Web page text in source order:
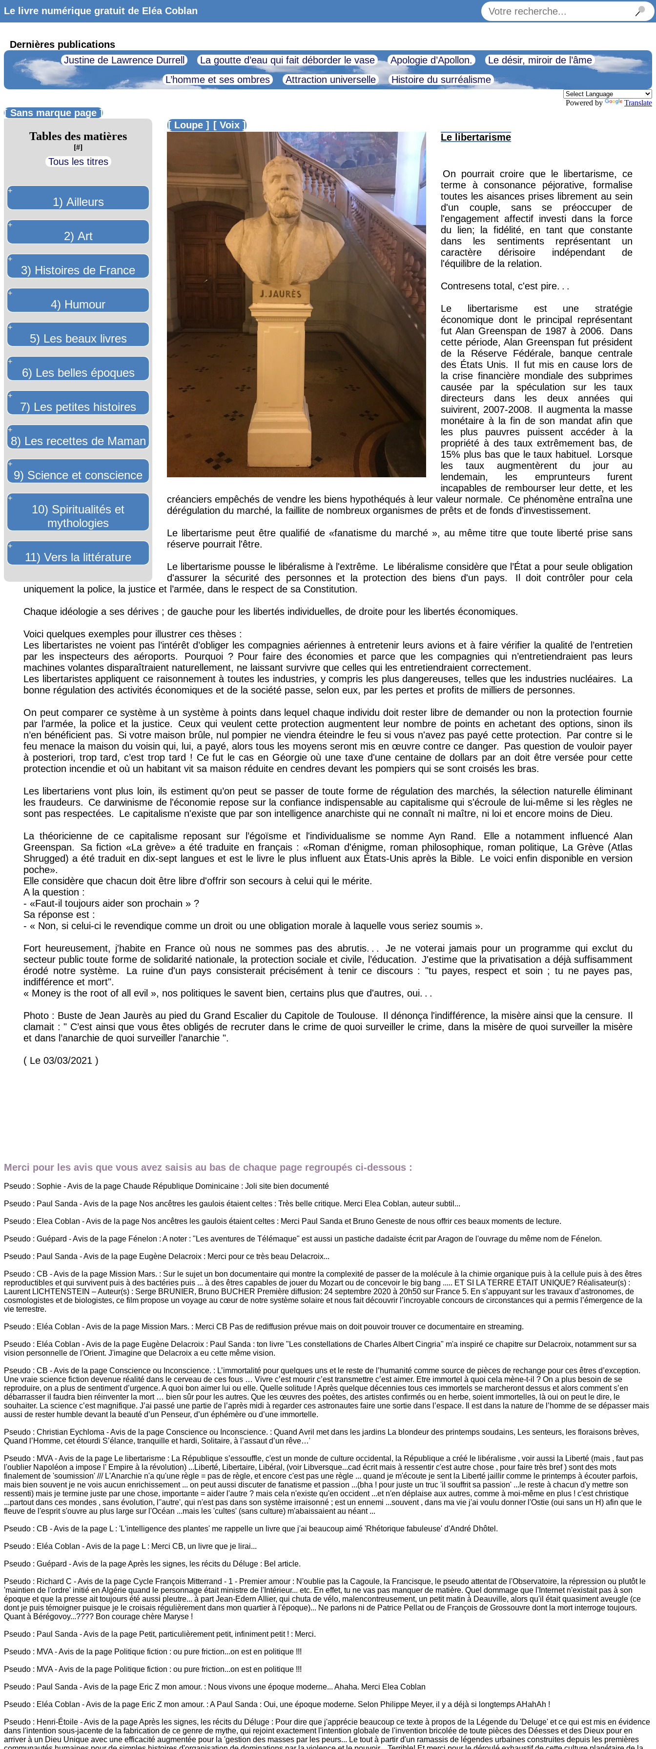
Le livre numérique gratuit de Eléa Coblan
Dernières publications
Justine de Lawrence Durrell
La goutte d’eau qui fait déborder le vase Apologie d’Apollon.
Le désir, miroir de l’âme
L’homme et ses ombres
Attraction universelle Histoire du surréalisme
Powered by Translate
[ Sans marque page ]
Tables des matières
[#]
Tous les titres
+
1) Ailleurs
+
2) Art
+
3) Histoires de France
+
4) Humour
+
5) Les beaux livres
+
6) Les belles époques
+
7) Les petites histoires
+
8) Les recettes de Maman
+
9) Science et conscience
+
10) Spiritualités et
mythologies
+
11) Vers la littérature
[ Loupe ]
[ Voix ]
Le libertarisme
On pourrait croire que le libertarisme, ce
terme à consonance péjorative, formalise
toutes les aisances prises librement au sein
d'un couple, sans se préoccuper de
l'engagement affectif investi dans la force
du lien; la fidélité, en tant que constante
dans les sentiments représentant un
caractère dérisoire indépendant de
l'équilibre de la relation.
Contresens total, c'est pire. . .
Le libertarisme est une stratégie
économique dont le principal représentant
fut Alan Greenspan de 1987 à 2006.
Dans
cette période, Alan Greenspan fut président
de la Réserve Fédérale, banque centrale
des États Unis.
Il fut mis en cause lors de
la crise financière mondiale des subprimes
causée par la spéculation sur les taux
directeurs dans les deux années qui
suivirent, 2007-2008.
Il augmenta la masse
monétaire à la fin de son mandat afin que
les plus pauvres puissent accéder à la
propriété à des taux extrêmement bas, de
15% plus bas que le taux habituel.
Lorsque
les taux augmentèrent du jour au
lendemain, les emprunteurs furent
incapables de rembourser leur dette, et les
créanciers empêchés de vendre les biens hypothéqués à leur valeur normale. Ce phénomène entraîna une
dérégulation du marché, la faillite de nombreux organismes de prêts et de fonds d'investissement.
Le libertarisme peut être qualifié de «fanatisme du marché », au même titre que toute liberté prise sans
réserve pourrait l'être.
Le libertarisme pousse le libéralisme à l'extrême. Le libéralisme considère que l’État a pour seule obligation
d'assurer la sécurité des personnes et la protection des biens d'un pays.
Il doit contrôler pour cela
uniquement la police, la justice et l’armée, dans le respect de sa Constitution.
Chaque idéologie a ses dérives ; de gauche pour les libertés individuelles, de droite pour les libertés économiques.
Voici quelques exemples pour illustrer ces thèses :
Les libertaristes ne voient pas l’intérêt d’obliger les compagnies aériennes à entretenir leurs avions et à faire vérifier la qualité de l’entretien
par les inspecteurs des aéroports.
Pourquoi ? Pour faire des économies et parce que les compagnies qui n’entretiendraient pas leurs
machines volantes disparaîtraient naturellement, ne laissant survivre que celles qui les entretiendraient correctement.
Les libertaristes appliquent ce raisonnement à toutes les industries, y compris les plus dangereuses, telles que les industries nucléaires.
La
bonne régulation des activités économiques et de la société passe, selon eux, par les pertes et profits de milliers de personnes.
On peut comparer ce système à un système à points dans lequel chaque individu doit rester libre de demander ou non la protection fournie
par l’armée, la police et la justice.
Ceux qui veulent cette protection augmentent leur nombre de points en achetant des options, sinon ils
n’en bénéficient pas. Si votre maison brûle, nul pompier ne viendra éteindre le feu si vous n'avez pas payé cette protection. Par contre si le
feu menace la maison du voisin qui, lui, a payé, alors tous les moyens seront mis en œuvre contre ce danger. Pas question de vouloir payer
à posteriori, trop tard, c’est trop tard ! Ce fut le cas en Géorgie où une taxe d'une centaine de dollars par an doit être versée pour cette
protection incendie et où un habitant vit sa maison réduite en cendres devant les pompiers qui se sont croisés les bras.
Les libertariens vont plus loin, ils estiment qu’on peut se passer de toute forme de régulation des marchés, la sélection naturelle éliminant
les fraudeurs. Ce darwinisme de l'économie repose sur la confiance indispensable au capitalisme qui s'écroule de lui-même si les règles ne
sont pas respectées. Le capitalisme n'existe que par son intelligence anarchiste qui ne connaît ni maître, ni loi et encore moins de Dieu.
La théoricienne de ce capitalisme reposant sur l’égoïsme et l'individualisme se nomme Ayn Rand.
Elle a notamment influencé Alan
Greenspan.
Sa fiction «La grève» a été traduite en français : «Roman d'énigme, roman philosophique, roman politique, La Grève (Atlas
Shrugged) a été traduit en dix-sept langues et est le livre le plus influent aux États-Unis après la Bible.
Le voici enfin disponible en version
poche».
Elle considère que chacun doit être libre d'offrir son secours à celui qui le mérite.
A la question :
- «Faut-il toujours aider son prochain » ?
Sa réponse est :
- « Non, si celui-ci le revendique comme un droit ou une obligation morale à laquelle vous seriez soumis ».
Fort heureusement, j'habite en France où nous ne sommes pas des abrutis. . .
Je ne voterai jamais pour un programme qui exclut du
secteur public toute forme de solidarité nationale, la protection sociale et civile, l’éducation. J'estime que la privatisation a déjà suffisamment
érodé notre système.
La ruine d'un pays consisterait précisément à tenir ce discours : "tu payes, respect et soin ; tu ne payes pas,
indifférence et mort".
« Money is the root of all evil », nos politiques le savent bien, certains plus que d'autres, oui. . .
Photo : Buste de Jean Jaurès au pied du Grand Escalier du Capitole de Toulouse. Il dénonça l'indifférence, la misère ainsi que la censure. Il
clamait : " C’est ainsi que vous êtes obligés de recruter dans le crime de quoi surveiller le crime, dans la misère de quoi surveiller la misère
et dans l’anarchie de quoi surveiller l’anarchie ".
( Le 03/03/2021 )
Merci pour les avis que vous avez saisis au bas de chaque page regroupés ci-dessous :
Pseudo : Sophie - Avis de la page Chaude République Dominicaine : Joli site bien documenté
Pseudo : Paul Sanda - Avis de la page Nos ancêtres les gaulois étaient celtes : Très belle critique. Merci Elea Coblan, auteur subtil...
Pseudo : Elea Coblan - Avis de la page Nos ancêtres les gaulois étaient celtes : Merci Paul Sanda et Bruno Geneste de nous offrir ces beaux moments de lecture.
Pseudo : Guépard - Avis de la page Fénelon : A noter : "Les aventures de Télémaque" est aussi un pastiche dadaïste écrit par Aragon de l'ouvrage du même nom de Fénelon.
Pseudo : Paul Sanda - Avis de la page Eugène Delacroix : Merci pour ce très beau Delacroix...
Pseudo : CB - Avis de la page Mission Mars. : Sur le sujet un bon documentaire qui montre la complexité de passer de la molécule à la chimie organique puis à la cellule puis à des êtres
reproductibles et qui survivent puis à des bactéries puis ... à des êtres capables de jouer du Mozart ou de concevoir le big bang ..... ET SI LA TERRE ETAIT UNIQUE? Réalisateur(s) :
Laurent LICHTENSTEIN – Auteur(s) : Serge BRUNIER, Bruno BUCHER Première diffusion: 24 septembre 2020 à 20h50 sur France 5. En s’appuyant sur les travaux d’astronomes, de
cosmologistes et de biologistes, ce film propose un voyage au cœur de notre système solaire et nous fait découvrir l’incroyable concours de circonstances qui a permis l’émergence de la
vie terrestre.
Pseudo : Eléa Coblan - Avis de la page Mission Mars. : Merci CB Pas de rediffusion prévue mais on doit pouvoir trouver ce documentaire en streaming.
Pseudo : Eléa Coblan - Avis de la page Eugène Delacroix : Paul Sanda : ton livre "Les constellations de Charles Albert Cingria" m'a inspiré ce chapitre sur Delacroix, notamment sur sa
vision personnelle de l'Orient. J'imagine que Delacroix a eu cette même vision.
Pseudo : CB - Avis de la page Conscience ou Inconscience. : L’immortalité pour quelques uns et le reste de l’humanité comme source de pièces de rechange pour ces êtres d’exception.
Une vraie science fiction devenue réalité dans le cerveau de ces fous … Vivre c’est mourir c’est transmettre c’est aimer. Etre immortel à quoi cela mène-t-il ? On a plus besoin de se
reproduire, on a plus de sentiment d’urgence. A quoi bon aimer lui ou elle. Quelle solitude ! Après quelque décennies tous ces immortels se marcheront dessus et alors comment s’en
débarrasser il faudra bien réinventer la mort … bien sûr pour les autres. Que les œuvres des poètes, des artistes confirmés ou en herbe, soient immortelles, là oui on peut le dire, le
souhaiter. La science c’est magnifique. J’ai passé une partie de l’après midi à regarder ces astronautes faire une sortie dans l’espace. Il est dans la nature de l’homme de se dépasser mais
aussi de rester humble devant la beauté d’un Penseur, d’un éphémère ou d’une immortelle.
Pseudo : Christian Eychloma - Avis de la page Conscience ou Inconscience. : Quand Avril met dans les jardins La blondeur des printemps soudains, Les senteurs, les floraisons brèves,
Quand l’Homme, cet étourdi S’élance, tranquille et hardi, Solitaire, à l’assaut d’un rêve…'
Pseudo : MVA - Avis de la page Le libertarisme : La République s’essouffle, c'est un monde de culture occidental, la République a créé le libéralisme , voir aussi la Liberté (mais , faut pas
l'oublier Napoléon a impose l' Empire à la révolution) ...Liberté, Libertaire, Libéral, (voir Libversque...cad écrit mais à ressentir c'est autre chose , pour faire très bref ) sont des mots
finalement de 'soumission' /// L'Anarchie n'a qu'une règle = pas de règle, et encore c'est pas une règle ... quand je m'écoute je sent la Liberté jaillir comme le printemps à écouter parfois,
mais bien souvent je ne vois aucun enrichissement ... on peut aussi discuter de fanatisme et passion ...(bha ! pour juste un truc 'il souffrit sa passion' ...le reste à chacun d'y mettre son
ressenti) mais je termine juste par une chose, importante = aider l'autre ? mais cela n'existe qu'en occident ...et n'en déplaise aux autres, comme à moi-même en plus ! c'est christique
...partout dans ces mondes , sans évolution, l''autre', qui n'est pas dans son système irraisonné ; est un ennemi ...souvent , dans ma vie j'ai voulu donner l'Ostie (oui sans un H) afin que le
fleuve de l'esprit s'ouvre au plus large sur l'Océan ...mais les 'cultes' (sans culture) m'abaissaient au néant ...
Pseudo : CB - Avis de la page L : 'L'intelligence des plantes' me rappelle un livre que j'ai beaucoup aimé 'Rhétorique fabuleuse' d'André Dhôtel.
Pseudo : Eléa Coblan - Avis de la page L : Merci CB, un livre que je lirai...
Pseudo : Guépard - Avis de la page Après les signes, les récits du Déluge : Bel article.
Pseudo : Richard C - Avis de la page Cycle François Mitterrand - 1 - Premier amour : N'oublie pas la Cagoule, la Francisque, le pseudo attentat de l'Observatoire, la répression ou plutôt le
'maintien de l'ordre' initié en Algérie quand le personnage était ministre de l'Intérieur... etc. En effet, tu ne vas pas manquer de matière. Quel dommage que l'Internet n'existait pas à son
époque et que la presse ait toujours été aussi pleutre... à part Jean-Edern Allier, qui chuta de vélo, malencontreusement, un petit matin à Deauville, alors qu'il était quasiment aveugle (ce
dont je puis témoigner puisque je le croisais régulièrement dans mon quartier à l'époque)... Ne parlons ni de Patrice Pellat ou de François de Grossouvre dont la mort interroge toujours.
Quant à Bérégovoy...???? Bon courage chère Maryse !
Pseudo : Paul Sanda - Avis de la page Petit, particulièrement petit, infiniment petit ! : Merci.
Pseudo : MVA - Avis de la page Politique fiction : ou pure friction...on est en politique !!!
Pseudo : MVA - Avis de la page Politique fiction : ou pure friction...on est en politique !!!
Pseudo : Paul Sanda - Avis de la page Eric Z mon amour. : Nous vivons une époque moderne... Ahaha. Merci Elea Coblan
Pseudo : Eléa Coblan - Avis de la page Eric Z mon amour. : A Paul Sanda : Oui, une époque moderne. Selon Philippe Meyer, il y a déjà si longtemps AHahAh !
Pseudo : Henri-Étoile - Avis de la page Après les signes, les récits du Déluge : Pour dire que j'apprécie beaucoup ce texte à propos de la Légende du 'Deluge' et ce qui est mis en évidence
dans l'intention sous-jacente de la fabrication de ce genre de mythe, qui rejoint exactement l'intention globale de l'invention bricolée de toute pièces des Déesses et des Dieux pour en
arriver à un Dieu Unique avec une efficacité augmentée pour la 'gestion des masses par les peurs... Le tout à partir d'un ramassis de légendes urbaines construites depuis les premières